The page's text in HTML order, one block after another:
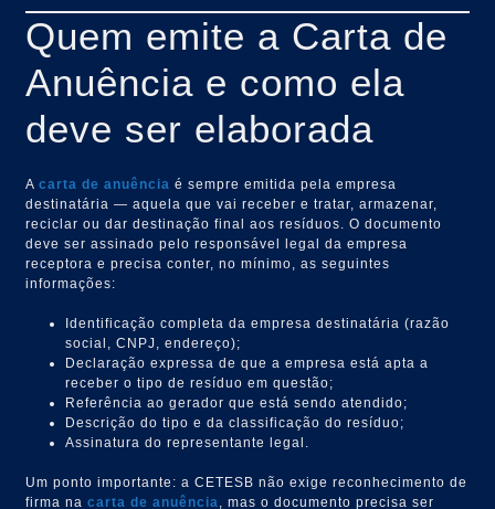
Quem emite a Carta de
Anuência e como ela
deve ser elaborada
Acarta de anuência é sempre emitida pela empresa
destinatária — aquela que vai receber e tratar, armazenar,
reciclar ou dar destinação final aos resíduos. O documento
deve ser assinado pelo responsável legal da empresa
receptora e precisa conter, no mínimo, as seguintes
informações:
Identificação completa da empresa destinatária (razão
social, CNPJ, endereço);
Declaração expressa de que a empresa está apta a
receber o tipo de resíduo em questão;
Referência ao gerador que está sendo atendido;
Descrição do tipo e da classificação do resíduo;
Assinatura do representante legal.
Um ponto importante: a CETESB não exige reconhecimento de
firma nacarta de anuência , mas o documento precisa ser